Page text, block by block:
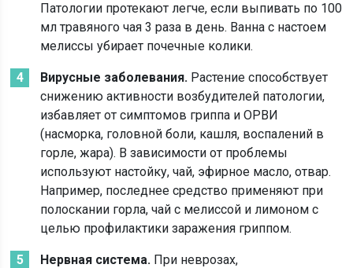
Патологии протекают легче, если выпивать по 100
мл травяного чая 3 раза в день. Ванна с настоем
мелиссы убирает почечные колики.
Вирусные заболевания. Растение способствует
снижению активности возбудителей патологии,
избавляет от симптомов гриппа и ОРВИ
(насморка, головной боли, кашля, воспалений в
горле, жара). В зависимости от проблемы
используют настойку, чай, эфирное масло, отвар.
Например, последнее средство применяют при
полоскании горла, чай с мелиссой и лимоном с
целью профилактики заражения гриппом.
Нервная система. При неврозах,